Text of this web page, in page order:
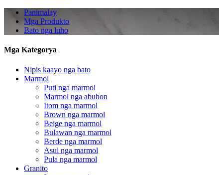
Panimalay
Mga Produkto
Bato nga luho
Mga Kategorya
Nipis kaayo nga bato
Marmol
Puti nga marmol
Marmol nga abuhon
Itom nga marmol
Brown nga marmol
Beige nga marmol
Bulawan nga marmol
Berde nga marmol
Asul nga marmol
Pula nga marmol
Granito